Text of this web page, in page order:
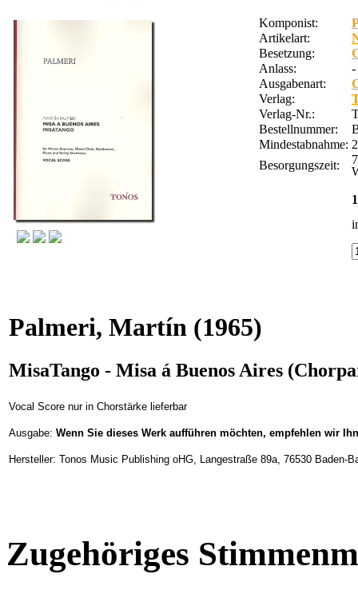
Komponist:
Artikelart:
Besetzung:
Anlass:
-
Ausgabenart:
Verlag:
Verlag-Nr.:
Bestellnummer:
Mindestabnahme:
Besorgungszeit:
Palmeri, Martín (1965)
MisaTango - Misa á Buenos Aires
Vocal Score nur in Chorstärke lieferbar
Ausgabe: Wenn Sie dieses Werk aufführen möchten, empfehlen wir
Hersteller: Tonos Music Publishing oHG, Langestraße 89a, 76530 Baden-
Zugehöriges